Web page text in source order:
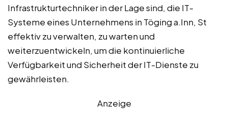
Infrastrukturtechniker in der Lage sind, die IT-
Systeme eines Unternehmens in Töging a.Inn, St
effektiv zu verwalten, zu warten und
weiterzuentwickeln, um die kontinuierliche
Verfügbarkeit und Sicherheit der IT-Dienste zu
gewährleisten.
Anzeige